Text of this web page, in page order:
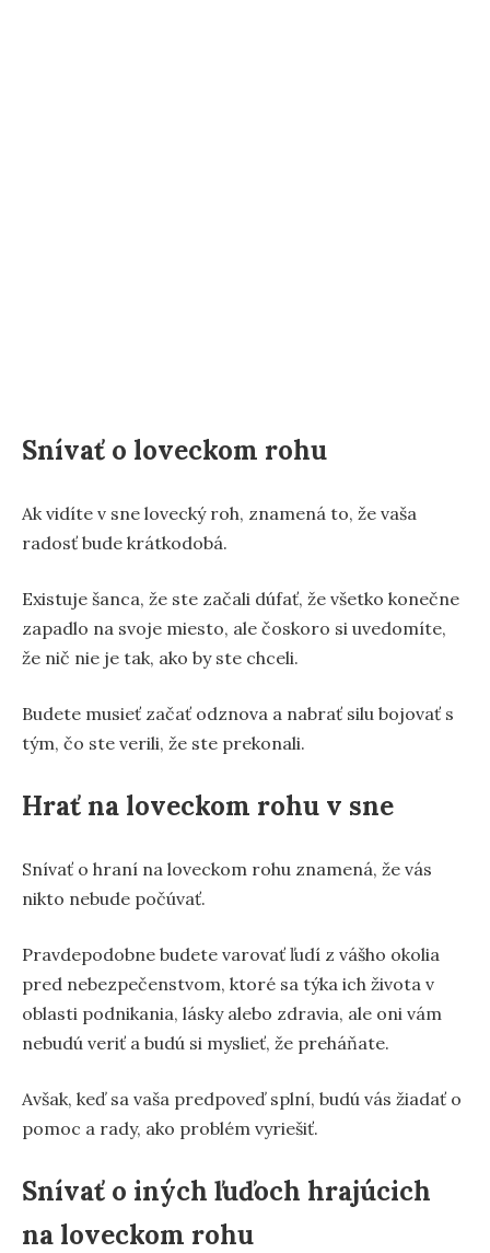
Snívať o loveckom rohu
Ak vidíte v sne lovecký roh, znamená to, že vaša
radosť bude krátkodobá.
Existuje šanca, že ste začali dúfať, že všetko konečne
zapadlo na svoje miesto, ale čoskoro si uvedomíte,
že nič nie je tak, ako by ste chceli.
Budete musieť začať odznova a nabrať silu bojovať s
tým, čo ste verili, že ste prekonali.
Hrať na loveckom rohu v sne
Snívať o hraní na loveckom rohu znamená, že vás
nikto nebude počúvať.
Pravdepodobne budete varovať ľudí z vášho okolia
pred nebezpečenstvom, ktoré sa týka ich života v
oblasti podnikania, lásky alebo zdravia, ale oni vám
nebudú veriť a budú si myslieť, že preháňate.
Avšak, keď sa vaša predpoveď splní, budú vás žiadať o
pomoc a rady, ako problém vyriešiť.
Snívať o iných ľuďoch hrajúcich
na loveckom rohu